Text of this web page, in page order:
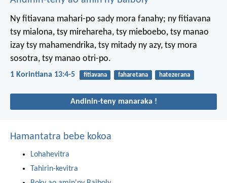
Ny fitiavana mahari-po sady mora fanahy; ny fitiavana
tsy mialona, tsy mirehareha, tsy mieboebo, tsy manao
izay tsy mahamendrika, tsy mitady ny azy, tsy mora
sosotra, tsy manao otri-po.
1 Korintiana 13:4-5 fitiavana faharetana hatezerana
Andinin-teny manaraka !
Hamantatra bebe kokoa
Lohahevitra
Tahirin-kevitra